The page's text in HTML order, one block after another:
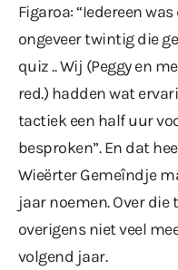
Figaroa: “Iedereen
ongeveer twintig die
quiz .. Wij (Peggy en
red.) hadden wat
tactiek een half uur
besproken”. En dat
Wieërter Gemeîndje
jaar noemen. Over
overigens niet veel
volgend jaar.